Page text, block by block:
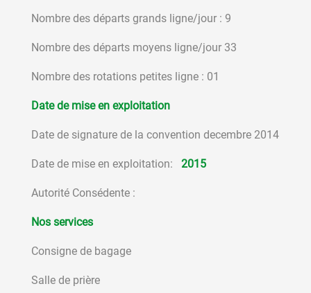
Nombre des départs grands ligne/jour : 9
Nombre des départs moyens ligne/jour 33
Nombre des rotations petites ligne : 01
Date de mise en exploitation
Date de signature de la convention decembre 2014
Date de mise en exploitation: 2015
Autorité Consédente :
Nos services
Consigne de bagage
Salle de prière